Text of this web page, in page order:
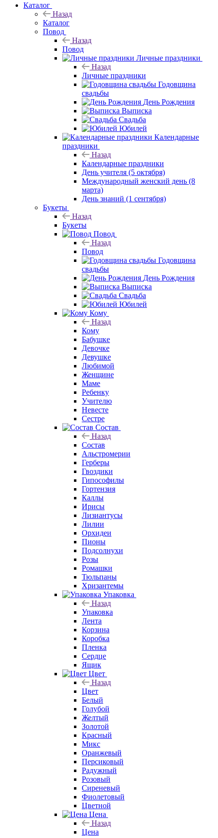
Каталог
Назад
Каталог
Повод
Назад
Повод
Личные праздники
Назад
Личные праздники
Годовщина
свадьбы
День Рождения
Выписка
Свадьба
Юбилей
Календарные
праздники
Назад
Календарные праздники
День учителя (5 октября)
Международный женский день (8
марта)
День знаний (1 сентября)
Букеты
Назад
Букеты
Повод
Назад
Повод
Годовщина
свадьбы
День Рождения
Выписка
Свадьба
Юбилей
Кому
Назад
Кому
Бабушке
Девочке
Девушке
Любимой
Женщине
Маме
Ребенку
Учителю
Невесте
Сестре
Состав
Назад
Состав
Альстромерии
Герберы
Гвоздики
Гипософилы
Гортензия
Каллы
Ирисы
Лизиантусы
Лилии
Орхидеи
Пионы
Подсолнухи
Розы
Ромашки
Тюльпаны
Хризантемы
Упаковка
Назад
Упаковка
Лента
Корзина
Коробка
Пленка
Сердце
Ящик
Цвет
Назад
Цвет
Белый
Голубой
Желтый
Золотой
Красный
Микс
Оранжевый
Персиковый
Радужный
Розовый
Сиреневый
Фиолетовый
Цветной
Цена
Назад
Цена